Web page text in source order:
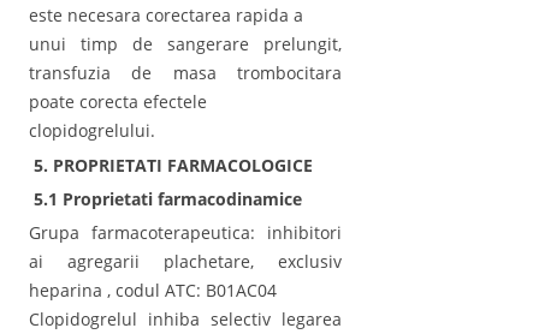
este necesara corectarea rapida a
unui timp de sangerare prelungit,
transfuzia de masa trombocitara
poate corecta efectele
clopidogrelului.
5. PROPRIETATI FARMACOLOGICE
5.1 Proprietati farmacodinamice
Grupa farmacoterapeutica: inhibitori
ai agregarii plachetare, exclusiv
heparina , codul ATC: B01AC04
Clopidogrelul inhiba selectiv legarea